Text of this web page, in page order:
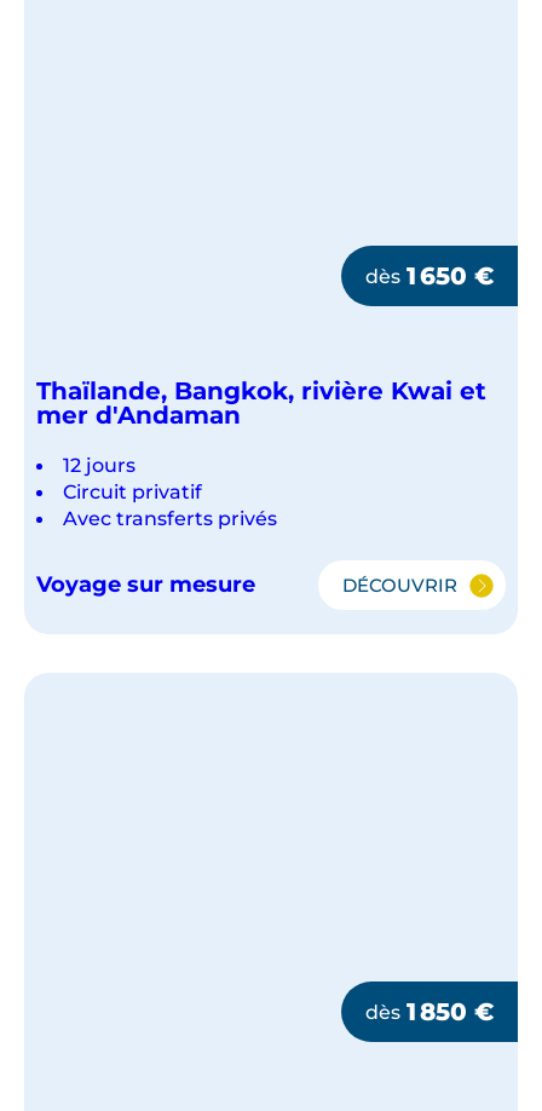
dès 1 650 €
Thaïlande, Bangkok, rivière Kwai et
mer d'Andaman
12 jours
Circuit privatif
Avec transferts privés
Voyage sur mesure DÉCOUVRIR
THAÏLANDE,
KWAI
dès 1 850 €